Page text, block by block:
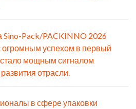
Sino-Pack/PACKINNO 2026
огромным успехом в первый
стало мощным сигналом
отрасли.
в сфере упаковки